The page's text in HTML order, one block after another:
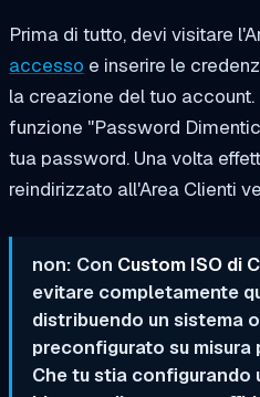
Prima di tutto, devi visitare
accesso e inserire le
la creazione del tuo
funzione "Password
tua password. Una volta
reindirizzato all'Area Clienti
non: Con Custom ISO di
evitare completamente
distribuendo un sistema
preconfigurato su misura
Che tu stia configurando